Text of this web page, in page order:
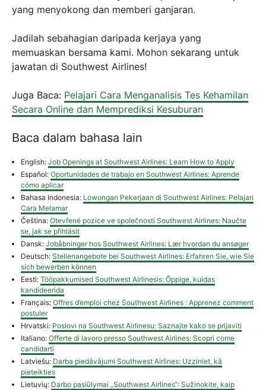
yang menyokong dan memberi ganjaran.
Jadilah sebahagian daripada kerjaya yang
memuaskan bersama kami. Mohon sekarang untuk
jawatan di Southwest Airlines!
Juga Baca: Pelajari Cara Menganalisis Tes Kehamilan
Secara Online dan Memprediksi Kesuburan
Baca dalam bahasa lain
English: Job Openings at Southwest Airlines: Learn How to Apply
Español: Oportunidades de trabajo en Southwest Airlines: Aprende
cómo aplicar
Bahasa Indonesia: Lowongan Pekerjaan di Southwest Airlines: Pelajari
Cara Melamar
Čeština: Otevřené pozice ve společnosti Southwest Airlines: Naučte
se, jak se přihlásit
Dansk: Jobåbninger hos Southwest Airlines: Lær hvordan du ansøger
Deutsch: Stellenangebote bei Southwest Airlines: Erfahren Sie, wie Sie
sich bewerben können
Eesti: Tööpakkumised Southwest Airlinesis: Õppige, kuidas
kandideerida
Français: Offres d’emploi chez Southwest Airlines : Apprenez comment
postuler
Hrvatski: Poslovi na Southwest Airlinesu: Saznajte kako se prijaviti
Italiano: Offerte di lavoro presso Southwest Airlines: Scopri come
candidarti
Latviešu: Darba piedāvājumi Southwest Airlines: Uzziniet, kā
pieteikties
Lietuvių: Darbo pasiūlymai „Southwest Airlines“: Sužinokite, kaip